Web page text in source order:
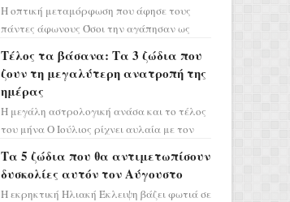
Η οπτική μεταμόρφωση που άφησε τους
πάντες άφωνους Όσοι την αγάπησαν ως
πρέπει τώρα να προετοιμαστο...
Τέλος τα βάσανα: Τα 3 ζώδια που
ζουν τη μεγαλύτερη ανατροπή της
ημέρας
Η μεγάλη αστρολογική ανάσα και το τέλος
του μήνα Ο Ιούλιος ρίχνει αυλαία με τον
περνάει στο ζώδιο τω...
Τα 5 ζώδια που θα αντιμετωπίσουν
δυσκολίες αυτόν τον Αύγουστο
Η εκρηκτική Ηλιακή Έκλειψη βάζει φωτιά σε